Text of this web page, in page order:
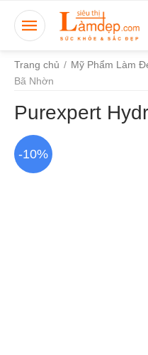
Trang chủ / Mỹ Phẩm Làm
Bã Nhờn
Purexpert
-10%